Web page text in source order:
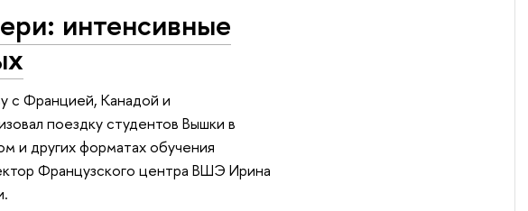
интенсивные
с Францией, Канадой и
поездку студентов Вышки в
и других форматах обучения
Французского центра ВШЭ Ирина